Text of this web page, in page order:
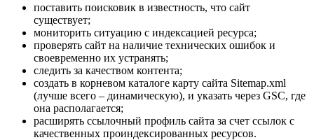
поставить поисковик в известность, что сайт
существует;
мониторить ситуацию с индексацией ресурса;
проверять сайт на наличие технических ошибок и
своевременно их устранять;
следить за качеством контента;
создать в корневом каталоге карту сайта Sitemap.xml
(лучше всего – динамическую), и указать через GSC, где
она располагается;
расширять ссылочный профиль сайта за счет ссылок с
качественных проиндексированных ресурсов.